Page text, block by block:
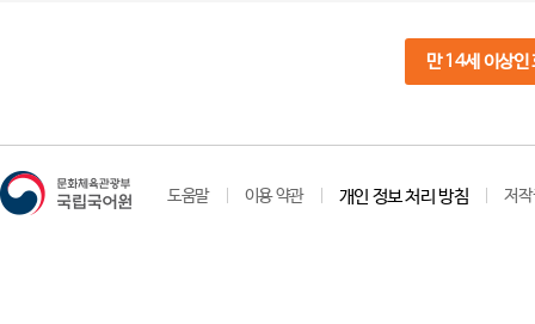
만 14세 이상인
도움말 이용 약관 개인 정보 처리 방침 저